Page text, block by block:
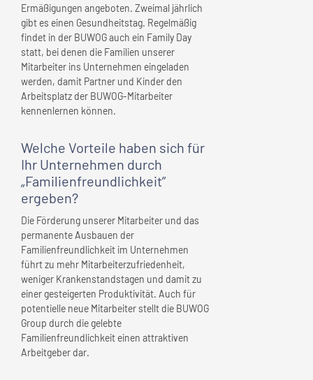
Ermäßigungen angeboten. Zweimal jährlich
gibt es einen Gesundheitstag. Regelmäßig
findet in der BUWOG auch ein Family Day
statt, bei denen die Familien unserer
Mitarbeiter ins Unternehmen eingeladen
werden, damit Partner und Kinder den
Arbeitsplatz der BUWOG-Mitarbeiter
kennenlernen können.
Welche Vorteile haben sich für
Ihr Unternehmen durch
„Familienfreundlichkeit”
ergeben?
Die Förderung unserer Mitarbeiter und das
permanente Ausbauen der
Familienfreundlichkeit im Unternehmen
führt zu mehr Mitarbeiterzufriedenheit,
weniger Krankenstandstagen und damit zu
einer gesteigerten Produktivität. Auch für
potentielle neue Mitarbeiter stellt die BUWOG
Group durch die gelebte
Familienfreundlichkeit einen attraktiven
Arbeitgeber dar.